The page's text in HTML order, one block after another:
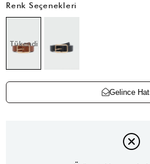
Renk Seçenekleri
Tükendi
Gelince